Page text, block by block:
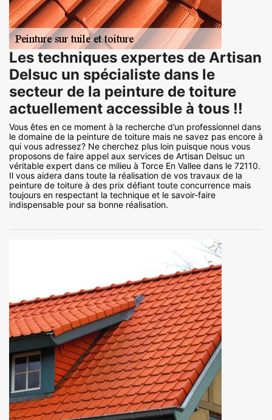
Les techniques expertes de Artisan
Delsuc un spécialiste dans le
secteur de la peinture de toiture
actuellement accessible à tous !!
Vous êtes en ce moment à la recherche d’un professionnel dans
le domaine de la peinture de toiture mais ne savez pas encore à
qui vous adressez? Ne cherchez plus loin puisque nous vous
proposons de faire appel aux services de Artisan Delsuc un
véritable expert dans ce milieu à Torce En Vallee dans le 72110.
Il vous aidera dans toute la réalisation de vos travaux de la
peinture de toiture à des prix défiant toute concurrence mais
toujours en respectant la technique et le savoir-faire
indispensable pour sa bonne réalisation.